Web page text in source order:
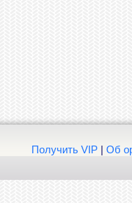
Получить VIP| Об